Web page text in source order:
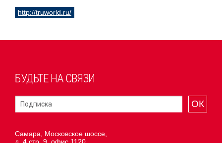
http://truworld.ru/
БУДЬТЕ НА СВЯЗИ
ОК
Самара, Московское шоссе,